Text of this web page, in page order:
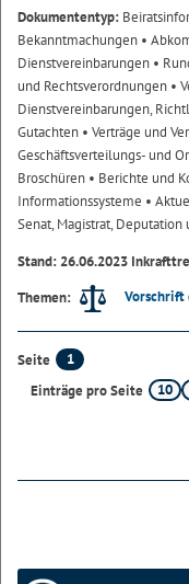
Dokumententyp:
Bekanntmachungen •
Dienstvereinbarungen •
und Rechtsverordnungen •
Dienstvereinbarungen,
Gutachten • Verträge und
Geschäftsverteilungs- und
Broschüren • Berichte und
Informationssysteme •
Senat, Magistrat, Deputation
Stand: 26.06.2023
Themen:
Vorschrift
Seite
1
Einträge pro Seite
10